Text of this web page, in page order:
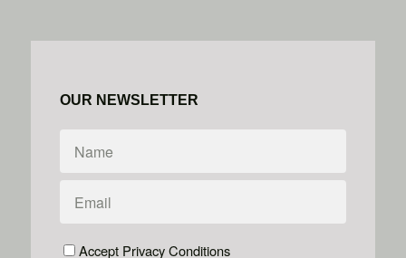
OUR NEWSLETTER
Accept Privacy Conditions